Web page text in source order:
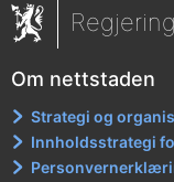
Om nettstaden
Strategi og
Innholdsstrategi